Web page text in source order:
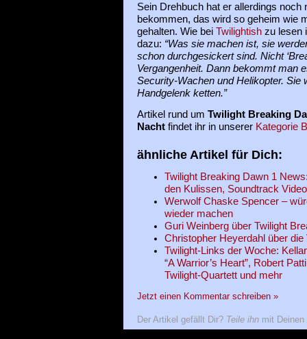
Sein Drehbuch hat er allerdings noch
bekommen, das wird so geheim wie
gehalten. Wie bei Twilightishzu lesen
dazu: “Was sie machen ist, sie
schon durchgesickert sind. Nicht
Vergangenheit. Dann bekommt man
Security-Wachen und Helikopter. Sie
Handgelenk ketten.”
Artikel rund um Twilight Breaking
Nachtfindet ihr in unserer Kategorie
ähnliche Artikel für Dich:
Twilight Breaking Dawn 1
den Kulissen, Soundtrack Video
Werwolf Chaske Spencer –
wieder machen
Guri Weinberg über Twilight
Christopher Heyerdahl über
Twilight-Links der Woche:
“A Warrior’s Heart”, Robert
Twilight-Quartett und mehr
Jetzt einen Kommentar schreiben »
Der Artikel gefällt Dir? Teile ihnmit Deinen